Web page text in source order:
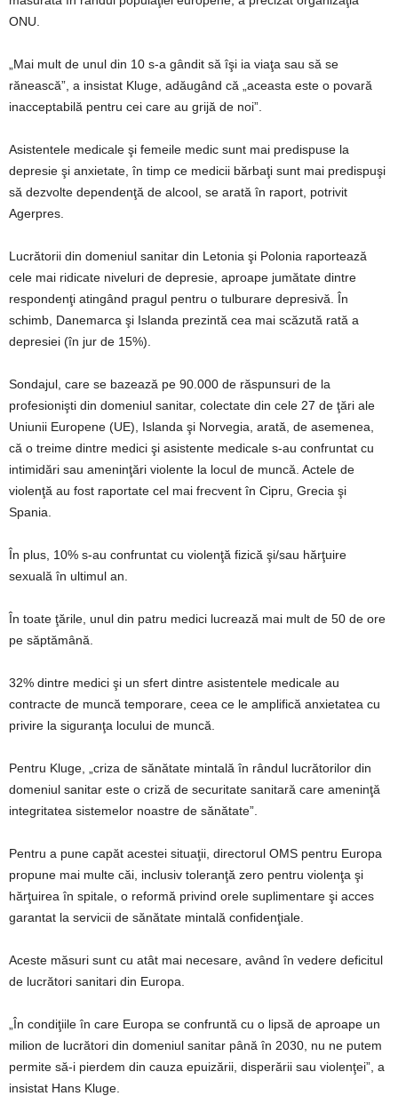
ONU.
„Mai mult de unul din 10 s-a gândit să îşi ia viaţa sau să se
rănească”, a insistat Kluge, adăugând că „aceasta este o povară
inacceptabilă pentru cei care au grijă de noi”.
Asistentele medicale şi femeile medic sunt mai predispuse la
depresie şi anxietate, în timp ce medicii bărbaţi sunt mai predispuşi
să dezvolte dependenţă de alcool, se arată în raport, potrivit
Agerpres.
Lucrătorii din domeniul sanitar din Letonia şi Polonia raportează
cele mai ridicate niveluri de depresie, aproape jumătate dintre
respondenţi atingând pragul pentru o tulburare depresivă. În
schimb, Danemarca şi Islanda prezintă cea mai scăzută rată a
depresiei (în jur de 15%).
Sondajul, care se bazează pe 90.000 de răspunsuri de la
profesionişti din domeniul sanitar, colectate din cele 27 de ţări ale
Uniunii Europene (UE), Islanda şi Norvegia, arată, de asemenea,
că o treime dintre medici şi asistente medicale s-au confruntat cu
intimidări sau ameninţări violente la locul de muncă. Actele de
violenţă au fost raportate cel mai frecvent în Cipru, Grecia şi
Spania.
În plus, 10% s-au confruntat cu violenţă fizică şi/sau hărţuire
sexuală în ultimul an.
În toate ţările, unul din patru medici lucrează mai mult de 50 de ore
pe săptămână.
32% dintre medici şi un sfert dintre asistentele medicale au
contracte de muncă temporare, ceea ce le amplifică anxietatea cu
privire la siguranţa locului de muncă.
Pentru Kluge, „criza de sănătate mintală în rândul lucrătorilor din
domeniul sanitar este o criză de securitate sanitară care ameninţă
integritatea sistemelor noastre de sănătate”.
Pentru a pune capăt acestei situaţii, directorul OMS pentru Europa
propune mai multe căi, inclusiv toleranţă zero pentru violenţa şi
hărţuirea în spitale, o reformă privind orele suplimentare şi acces
garantat la servicii de sănătate mintală confidenţiale.
Aceste măsuri sunt cu atât mai necesare, având în vedere deficitul
de lucrători sanitari din Europa.
„În condiţiile în care Europa se confruntă cu o lipsă de aproape un
milion de lucrători din domeniul sanitar până în 2030, nu ne putem
permite să-i pierdem din cauza epuizării, disperării sau violenţei”, a
insistat Hans Kluge.